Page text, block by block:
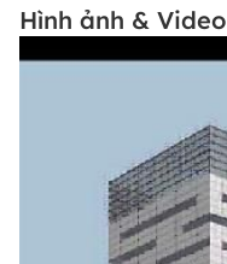
Hình ảnh & Video